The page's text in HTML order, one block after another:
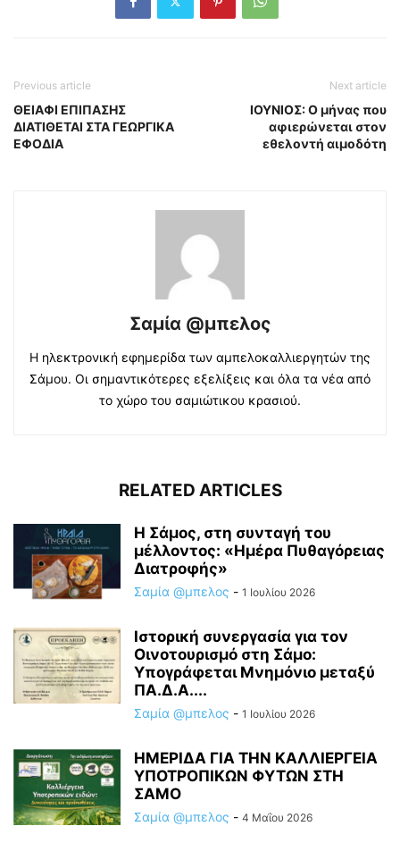
Previous article
ΘΕΙΑΦΙ ΕΠΙΠΑΣΗΣ
ΔΙΑΤΙΘΕΤΑΙ ΣΤΑ ΓΕΩΡΓΙΚΑ
ΕΦΟΔΙΑ
Next article
ΙΟΥΝΙΟΣ: Ο μήνας που
αφιερώνεται στον
εθελοντή αιμοδότη
Σαμία @μπελος
Η ηλεκτρονική εφημερίδα των αμπελοκαλλιεργητών της
Σάμου. Οι σημαντικότερες εξελίξεις και όλα τα νέα από
το χώρο του σαμιώτικου κρασιού.
RELATED ARTICLES
Η Σάμος, στη συνταγή του
μέλλοντος: «Ημέρα Πυθαγόρειας
Διατροφής»
Σαμία @μπελος - 1 Ιουλίου 2026
Ιστορική συνεργασία για τον
Οινοτουρισμό στη Σάμο:
Υπογράφεται Μνημόνιο μεταξύ
ΠΑ.Δ.Α....
Σαμία @μπελος - 1 Ιουλίου 2026
ΗΜΕΡΙΔΑ ΓΙΑ ΤΗΝ ΚΑΛΛΙΕΡΓΕΙΑ
ΥΠΟΤΡΟΠΙΚΩΝ ΦΥΤΩΝ ΣΤΗ
ΣΑΜΟ
Σαμία @μπελος - 4 Μαΐου 2026